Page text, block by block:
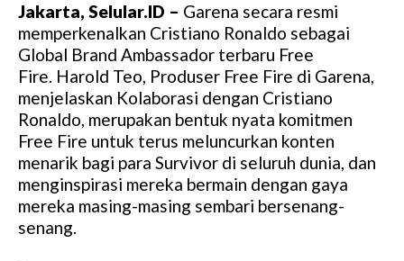
Jakarta, Selular.ID – Garena secara resmi
memperkenalkan Cristiano Ronaldo sebagai
Global Brand Ambassador terbaru Free
Fire. Harold Teo, Produser Free Fire di Garena,
menjelaskan Kolaborasi dengan Cristiano
Ronaldo, merupakan bentuk nyata komitmen
Free Fire untuk terus meluncurkan konten
menarik bagi para Survivor di seluruh dunia, dan
menginspirasi mereka bermain dengan gaya
mereka masing-masing sembari bersenang-
senang.